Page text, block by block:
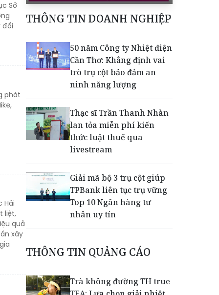
Sở
đổi
phát
Hải
liệt,
quả
xây
THÔNG TIN DOANH NGHIỆP
50 năm Công ty Nhiệt điện
Cần Thơ: Khẳng định vai
trò trụ cột bảo đảm an
ninh năng lượng
Thạc sĩ Trần Thanh Nhàn
lan tỏa miễn phí kiến
thức luật thuế qua
livestream
Giải mã bộ 3 trụ cột giúp
TPBank liên tục trụ vững
Top 10 Ngân hàng tư
nhân uy tín
thành lập và đón nhận
Hạng 3
THÔNG TIN QUẢNG CÁO
Trà không đường TH true